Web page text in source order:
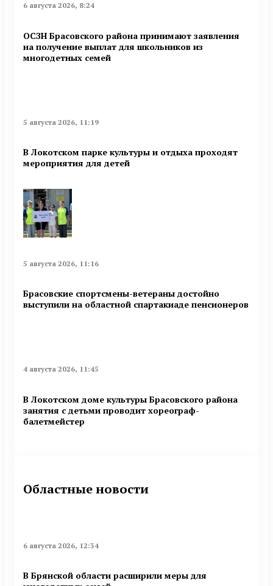
6 августа 2026, 8:24
ОСЗН Брасовского района принимают заявления
на получение выплат для школьников из
многодетных семей
5 августа 2026, 11:19
В Локотском парке культуры и отдыха проходят
мероприятия для детей
5 августа 2026, 11:16
Брасовские спортсмены-ветераны достойно
выступили на областной спартакиаде пенсионеров
4 августа 2026, 11:45
В Локотском доме культуры Брасовского района
занятия с детьми проводит хореограф-
балетмейстер
Областные новости
6 августа 2026, 12:34
В Брянской области расширили меры для